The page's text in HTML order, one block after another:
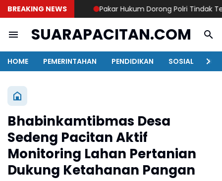
BREAKING NEWS Pakar Hukum Dorong Polri Tindak
SUARAPACITAN.COM
HOME PEMERINTAHAN PENDIDIKAN SOSIAL
Bhabinkamtibmas Desa
Sedeng Pacitan Aktif
Monitoring Lahan Pertanian
Dukung Ketahanan Pangan